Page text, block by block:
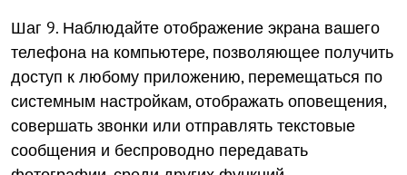
Шаг 9. Наблюдайте отображение экрана вашего
телефона на компьютере, позволяющее получить
доступ к любому приложению, перемещаться по
системным настройкам, отображать оповещения,
совершать звонки или отправлять текстовые
сообщения и беспроводно передавать